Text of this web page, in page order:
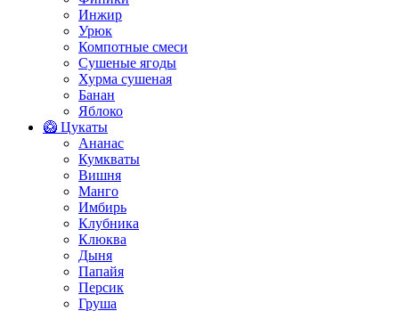
Инжир
Урюк
Компотные смеси
Сушеные ягоды
Хурма сушеная
Банан
Яблоко
🥝 Цукаты
Ананас
Кумкваты
Вишня
Манго
Имбирь
Клубника
Клюква
Дыня
Папайя
Персик
Груша